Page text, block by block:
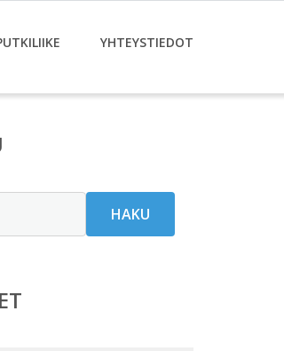
YHTEYSTIEDOT
HAKU